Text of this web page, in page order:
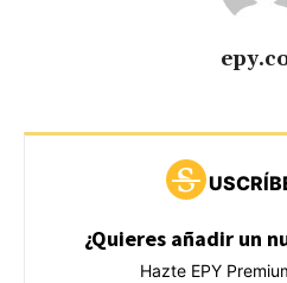
¿Quieres añadir un
Hazte EPY